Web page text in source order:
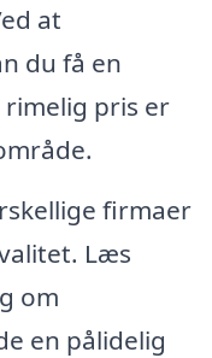
at
du få en
pris er
firmaer
Læs
om
en pålidelig